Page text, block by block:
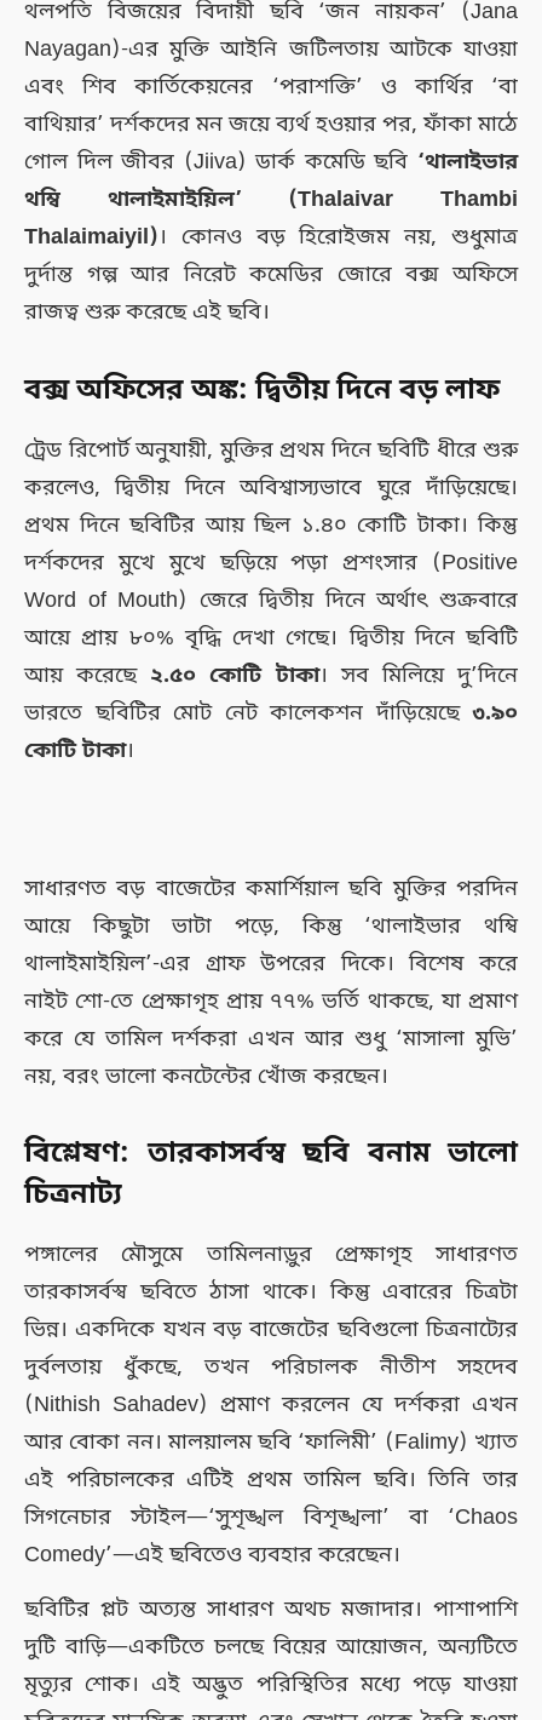
থলপতি বিজয়ের বিদায়ী ছবি ‘জন নায়কন’ (Jana
Nayagan)-এর মুক্তি আইনি জটিলতায় আটকে যাওয়া
এবং শিব কার্তিকেয়নের ‘পরাশক্তি’ ও কার্থির ‘বা
বাথিয়ার’ দর্শকদের মন জয়ে ব্যর্থ হওয়ার পর, ফাঁকা মাঠে
গোল দিল জীবর (Jiiva) ডার্ক কমেডি ছবি ‘থালাইভার
থম্বি থালাইমাইয়িল’ (Thalaivar Thambi
Thalaimaiyil)। কোনও বড় হিরোইজম নয়, শুধুমাত্র
দুর্দান্ত গল্প আর নিরেট কমেডির জোরে বক্স অফিসে
রাজত্ব শুরু করেছে এই ছবি।
বক্স অফিসের অঙ্ক: দ্বিতীয় দিনে বড় লাফ
ট্রেড রিপোর্ট অনুযায়ী, মুক্তির প্রথম দিনে ছবিটি ধীরে শুরু
করলেও, দ্বিতীয় দিনে অবিশ্বাস্যভাবে ঘুরে দাঁড়িয়েছে।
প্রথম দিনে ছবিটির আয় ছিল ১.৪০ কোটি টাকা। কিন্তু
দর্শকদের মুখে মুখে ছড়িয়ে পড়া প্রশংসার (Positive
Word of Mouth) জেরে দ্বিতীয় দিনে অর্থাৎ শুক্রবারে
আয়ে প্রায় ৮০% বৃদ্ধি দেখা গেছে। দ্বিতীয় দিনে ছবিটি
আয় করেছে ২.৫০ কোটি টাকা। সব মিলিয়ে দু’দিনে
ভারতে ছবিটির মোট নেট কালেকশন দাঁড়িয়েছে ৩.৯০
কোটি টাকা।
সাধারণত বড় বাজেটের কমার্শিয়াল ছবি মুক্তির পরদিন
আয়ে কিছুটা ভাটা পড়ে, কিন্তু ‘থালাইভার থম্বি
থালাইমাইয়িল’-এর গ্রাফ উপরের দিকে। বিশেষ করে
নাইট শো-তে প্রেক্ষাগৃহ প্রায় ৭৭% ভর্তি থাকছে, যা প্রমাণ
করে যে তামিল দর্শকরা এখন আর শুধু ‘মাসালা মুভি’
নয়, বরং ভালো কনটেন্টের খোঁজ করছেন।
বিশ্লেষণ: তারকাসর্বস্ব ছবি বনাম ভালো
চিত্রনাট্য
পঙ্গালের মৌসুমে তামিলনাড়ুর প্রেক্ষাগৃহ সাধারণত
তারকাসর্বস্ব ছবিতে ঠাসা থাকে। কিন্তু এবারের চিত্রটা
ভিন্ন। একদিকে যখন বড় বাজেটের ছবিগুলো চিত্রনাট্যের
দুর্বলতায় ধুঁকছে, তখন পরিচালক নীতীশ সহদেব
(Nithish Sahadev) প্রমাণ করলেন যে দর্শকরা এখন
আর বোকা নন। মালয়ালম ছবি ‘ফালিমী’ (Falimy) খ্যাত
এই পরিচালকের এটিই প্রথম তামিল ছবি। তিনি তার
সিগনেচার স্টাইল—‘সুশৃঙ্খল বিশৃঙ্খলা’ বা ‘Chaos
Comedy’—এই ছবিতেও ব্যবহার করেছেন।
ছবিটির প্লট অত্যন্ত সাধারণ অথচ মজাদার। পাশাপাশি
দুটি বাড়ি—একটিতে চলছে বিয়ের আয়োজন, অন্যটিতে
মৃত্যুর শোক। এই অদ্ভুত পরিস্থিতির মধ্যে পড়ে যাওয়া